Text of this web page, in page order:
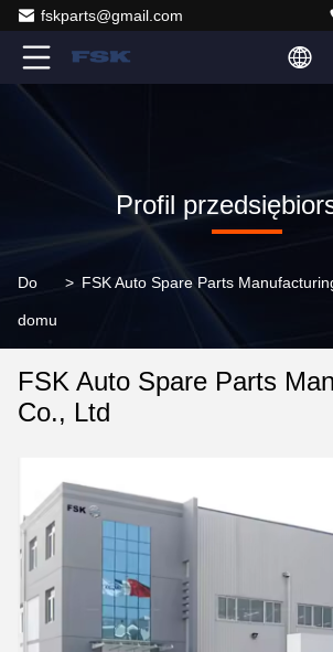
fskparts@gmail.com
Profil
Do
domu
>
FSK Auto Spare Parts
Co., Ltd